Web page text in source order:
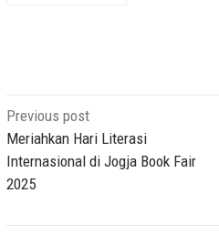
Post
navigation
Previous post
Meriahkan Hari Literasi
Internasional di Jogja Book Fair
2025